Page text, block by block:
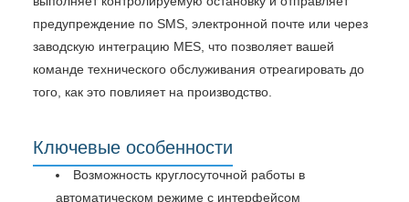
предупреждение по SMS, электронной почте или через
заводскую интеграцию MES, что позволяет вашей
команде технического обслуживания отреагировать до
того, как это повлияет на производство.
Ключевые особенности
Возможность круглосуточной работы в
автоматическом режиме с интерфейсом